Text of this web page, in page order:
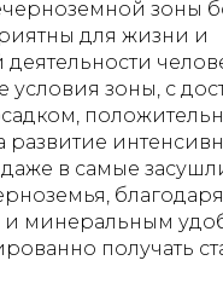
зоны
для жизни и
условия зоны, с
развитие
в самые
благодаря
и минеральным
получать